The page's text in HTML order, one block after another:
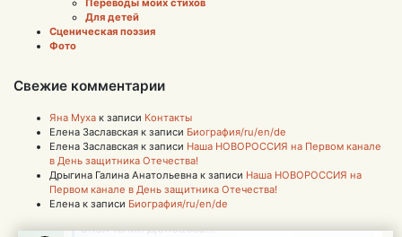
Переводы моих стихов
Для детей
Сценическая поэзия
Фото
Свежие комментарии
Яна Муха к записи Контакты
Елена Заславская к записи Биография/ru/en/de
Елена Заславская к записи Наша НОВОРОССИЯ на Первом канале
в День защитника Отечества!
Дрыгина Галина Анатольевна к записи Наша НОВОРОССИЯ на
Первом канале в День защитника Отечества!
Елена к записи Биография/ru/en/de